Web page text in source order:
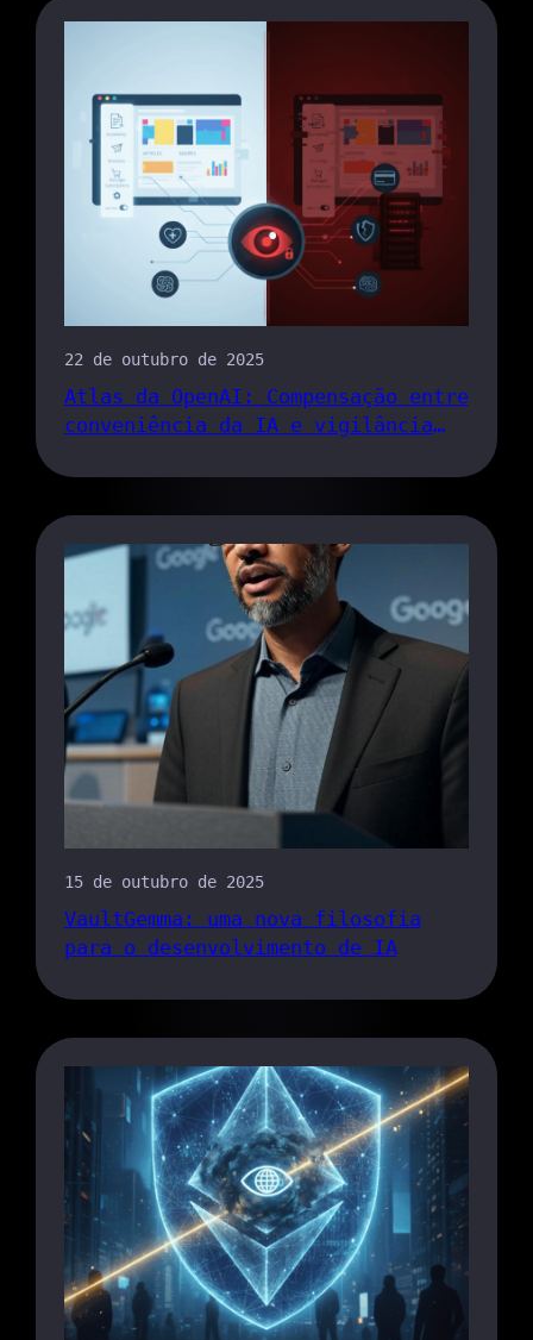
22 de outubro de 2025
Atlas da OpenAI: Compensação entre
conveniência da IA e vigilância
15 de outubro de 2025
VaultGemma: uma nova filosofia
para o desenvolvimento de IA